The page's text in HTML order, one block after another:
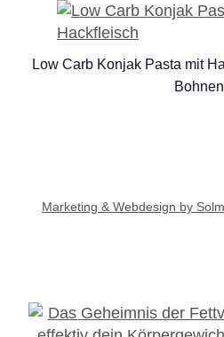
Low Carb Konjak Pasta mit
Bohnen
Marketing & Webdesign by